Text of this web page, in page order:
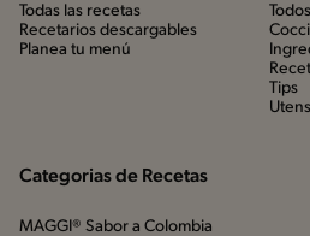
Todas las recetas
Recetarios descargables
Planea tu menú
Tips
Categorias de Recetas
MAGGI® Sabor a Colombia